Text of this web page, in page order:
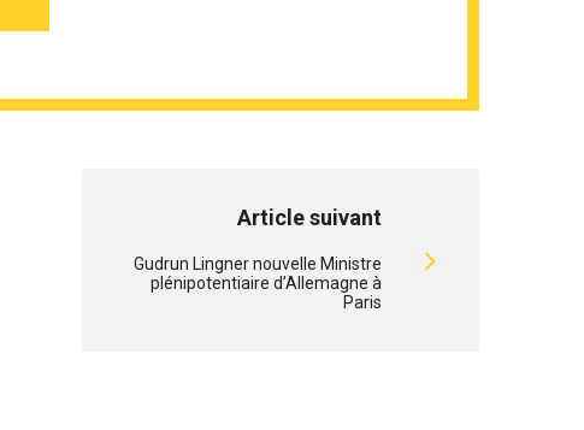
Article suivant
Gudrun Lingner nouvelle Ministre
plénipotentiaire d’Allemagne à
Paris